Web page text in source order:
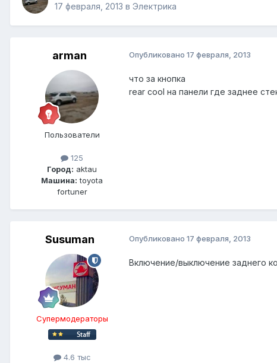
17 февраля, 2013 в Электрика
arman
Пользователи
125
Город: aktau
Машина: toyota
fortuner
Опубликовано 17 февраля, 2013
что за кнопка
rear cool на панели где заднее
Susuman
Супермодераторы
4.6 тыс
Опубликовано 17 февраля, 2013
Включение/выключение заднего